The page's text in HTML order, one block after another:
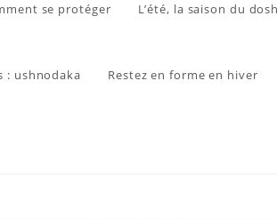
se protéger L’été, la saison du
: ushnodaka Restez en forme en hiver